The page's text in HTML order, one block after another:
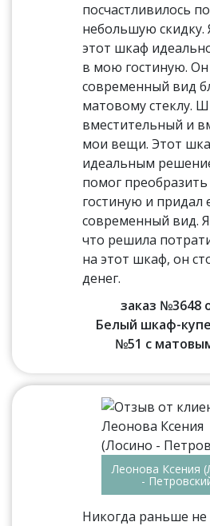
посчастливилось
небольшую скидку.
этот шкаф
в мою гостиную.
современный вид
матовому стеклу.
вместительный и
мои вещи. Этот
идеальным
помог
гостиную и придал
современный вид.
что решила
на этот шкаф, он
денег.
заказ №3648
Белый шкаф-
№51 с
Леонова Ксения
-
Никогда раньше не